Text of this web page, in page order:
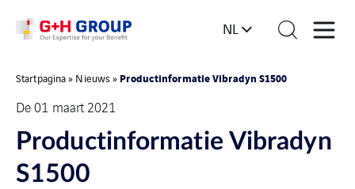
NL
Startpagina» Nieuws» Productinformatie Vibradyn S1500
De 01 maart 2021
Productinformatie Vibradyn
S1500